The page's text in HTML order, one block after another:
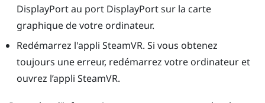
DisplayPortau port DisplayPortsur la carte
graphique de votre ordinateur.
Redémarrez l'appli SteamVR. Si vous obtenez
toujours une erreur, redémarrez votre ordinateur et
ouvrez l’appli SteamVR.